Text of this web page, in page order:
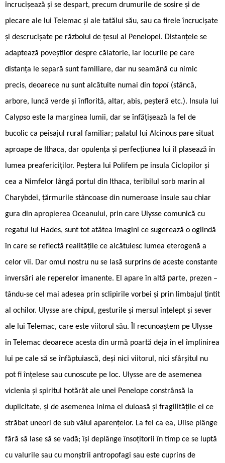
încrucișează și se despart, precum drumurile de sosire și de
plecare ale lui Telemac și ale tatălui său, sau ca firele încrucișate
și descrucișate pe războiul de țesul al Penelopei. Distanțele se
adaptează poveștilor despre călatorie, iar locurile pe care
distanța le separă sunt familiare, dar nu seamănă cu nimic
precis, deoarece nu sunt alcătuite numai din topoi (stâncă,
arbore, luncă verde și înflorită, altar, abis, peșteră etc.). Insula lui
Calypso este la marginea lumii, dar se înfățișează la fel de
bucolic ca peisajul rural familiar; palatul lui Alcinous pare situat
aproape de Ithaca, dar opulența și perfecțiunea lui îl plasează în
lumea preafericiților. Peștera lui Polifem pe insula Ciclopilor și
cea a Nimfelor lângă portul din Ithaca, teribilul sorb marin al
Charybdei, țărmurile stâncoase din numeroase insule sau chiar
gura din apropierea Oceanului, prin care Ulysse comunică cu
regatul lui Hades, sunt tot atâtea imagini ce sugerează o oglindă
în care se reflectă realitățile ce alcătuiesc lumea eterogenă a
celor vii. Dar omul nostru nu se lasă surprins de aceste constante
inversări ale reperelor imanente. El apare în altă parte, prezen –
tându-se cel mai adesea prin sclipirile vorbei și prin limbajul țintit
al ochilor. Ulysse are chipul, gesturile și mersul înțelept și sever
ale lui Telemac, care este viitorul său. Îl recunoaștem pe Ulysse
în Telemac deoarece acesta din urmă poartă deja în el împlinirea
lui pe cale să se înfăptuiască, deși nici viitorul, nici sfârșitul nu
pot fi înțelese sau cunoscute pe loc. Ulysse are de asemenea
viclenia și spiritul hotărât ale unei Penelope constrânsă la
duplicitate, și de asemenea inima ei duioasă și fragilitățile ei ce
străbat uneori de sub vălul aparențelor. La fel ca ea, Ulise plânge
fără să lase să se vadă; își deplânge însoțitorii în timp ce se luptă
cu valurile sau cu monștrii antropofagi sau este cuprins de